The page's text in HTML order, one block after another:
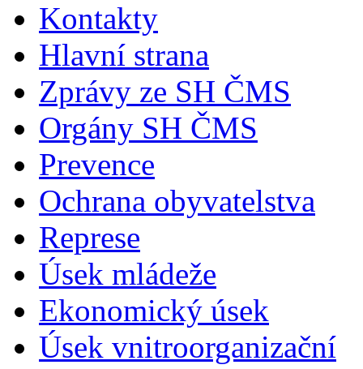
Kontakty
Hlavní strana
Zprávy ze SH ČMS
Orgány SH ČMS
Prevence
Ochrana obyvatelstva
Represe
Úsek mládeže
Ekonomický úsek
Úsek vnitroorganizační